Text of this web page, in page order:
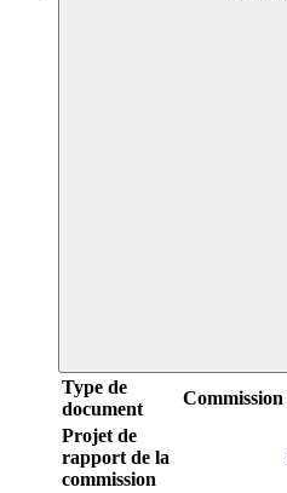
Type de
document
Commission
Projet de
rapport de la
commission